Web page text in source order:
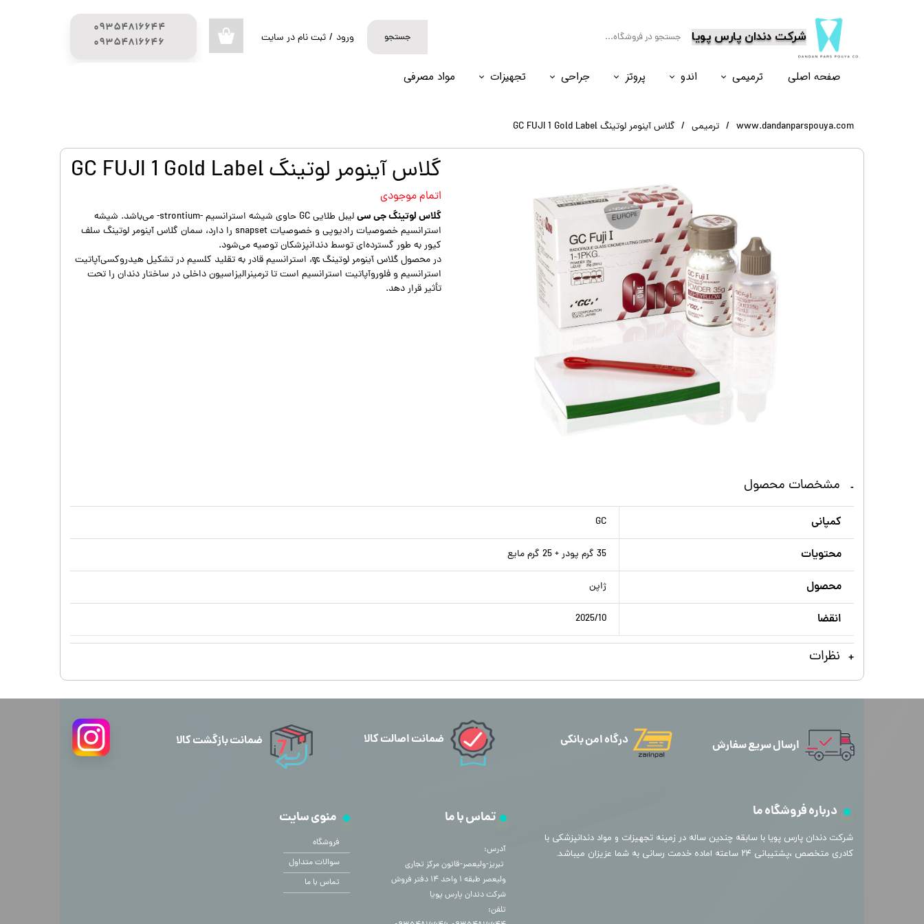
​شرکت دندان پارس پویا
۰۹۳۵۴۸۱۶۶۴۴
​​​​​​​۰۹۳۵۴۸۱۶۶۴۶
جستجو ورود / ثبت نام در سایت
صفحه اصلی ترمیمی اندو پروتز جراحی تجهیزات مواد مصرفی
www.dandanparspouya.com ترمیمی گلاس آینومر لوتینگ GC FUJI 1 Gold Label
گلاس آینومر لوتینگ GC FUJI 1 Gold Label
اتمام موجودی
گلاس لوتینگ جی سی
لیبل طلایی GC حاوی شیشه استرانسیم -strontium- می‌باشد. شیشه
استرانسیم خصوصیات رادیوپی و خصوصیات snapset را دارد، سمان گلاس آینومر لوتینگ سلف
کیور به طور گسترده‌ای توسط دندانپزشکان توصیه می‌شود.
در محصولگلاس آینومر لوتینگ gc ، استرانسیم قادر به تقلید کلسیم در تشکیل هیدروکسی‌آپاتیت
استرانسیم و فلوروآپاتیت استرانسیم است تا ترمینرالیزاسیون داخلی در ساختار دندان را تحت
تأثیر قرار دهد.
مشخصات محصول
کمپانی GC
محتويات 35 گرم پودر + 25 گرم مایع
محصول ژاپن
انقضا 2025/10
نظرات
ارسال سریع سفارش
درباره فروشگاه ما
​شرکت دندان پارس پویا با سابقه چندین ساله در زمینه تجهیزات و مواد دندانپزشکی با
کادری متخصص ،پشتیبانی ۲۴ ساعته اماده خدمت رسانی به شما عزیزان میباشد.
منوی سایت
فروشگاه
سوالات متداول
تماس با ما
تماس با ما
آدرس:
​​​​​​​ تبریز-ولیعصر-قانون مرکز تجاری
ولیعصر طبقه ۱ واحد ۱۴ دفتر فروش
شرکت دندان پارس پویا
تلفن:
درگاه امن بانکی ضمانت اصالت کالا ضمانت بازگشت کالا